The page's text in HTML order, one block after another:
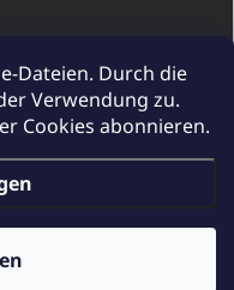
Dateien. Durch die
Verwendung zu.
Cookies abonnieren.
UNICATO.hu
vorbehalten.Cookie-
(bei einer